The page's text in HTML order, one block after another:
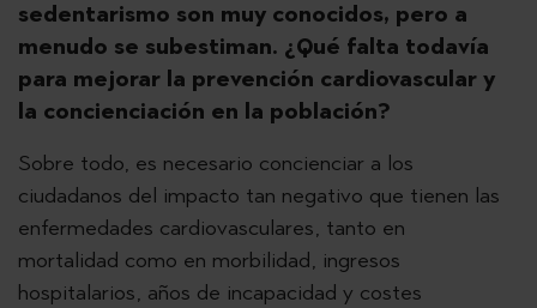
sedentarismo son muy conocidos, pero a
menudo se subestiman. ¿Qué falta todavía
para mejorar la prevención cardiovascular y
la concienciación en la población?
Sobre todo, es necesario concienciar a los
ciudadanos del impacto tan negativo que tienen las
enfermedades cardiovasculares, tanto en
mortalidad como en morbilidad, ingresos
hospitalarios, años de incapacidad y costes